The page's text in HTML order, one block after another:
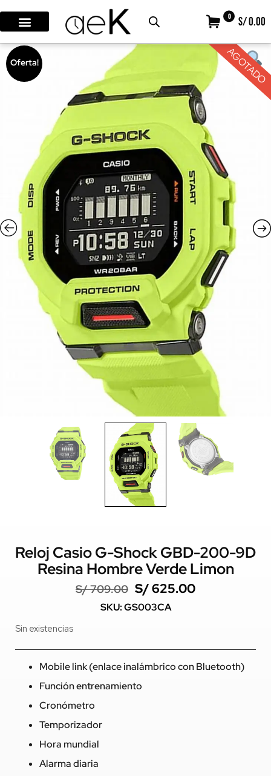
0 S/ 0.00
Oferta! AGOTADO
Reloj Casio G-Shock GBD-200-9D
Resina Hombre Verde Limon
S/709.00 S/625.00
SKU: GS003CA
Sin existencias
Mobile link (enlace inalámbrico con Bluetooth)
Función entrenamiento
Cronómetro
Temporizador
Hora mundial
Alarma diaria